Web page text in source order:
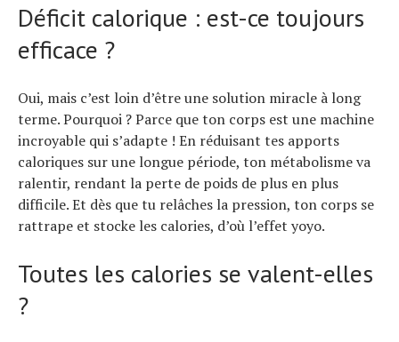
Déficit calorique : est-ce toujours
efficace ?
Oui, mais c’est loin d’être une solution miracle à long
terme. Pourquoi ? Parce que ton corps est une machine
incroyable qui s’adapte ! En réduisant tes apports
caloriques sur une longue période, ton métabolisme va
ralentir, rendant la perte de poids de plus en plus
difficile. Et dès que tu relâches la pression, ton corps se
rattrape et stocke les calories, d’où l’effet yoyo.
Toutes les calories se valent-elles
?